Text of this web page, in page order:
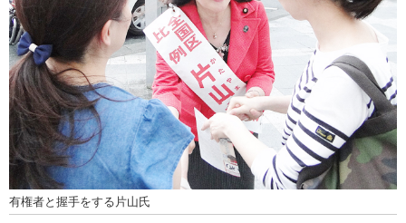
有権者と握手をする片山氏